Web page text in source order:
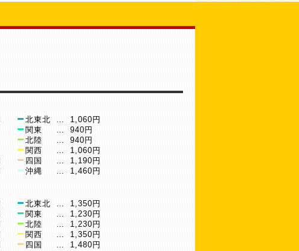
北東北 …
1,060円
関東 …
940円
北陸 …
940円
関西 …
1,060円
四国 …
1,190円
沖縄 … 1,460円
北東北 …
1,350円
関東 …
1,230円
北陸 …
1,230円
関西 …
1,350円
四国 …
1,480円